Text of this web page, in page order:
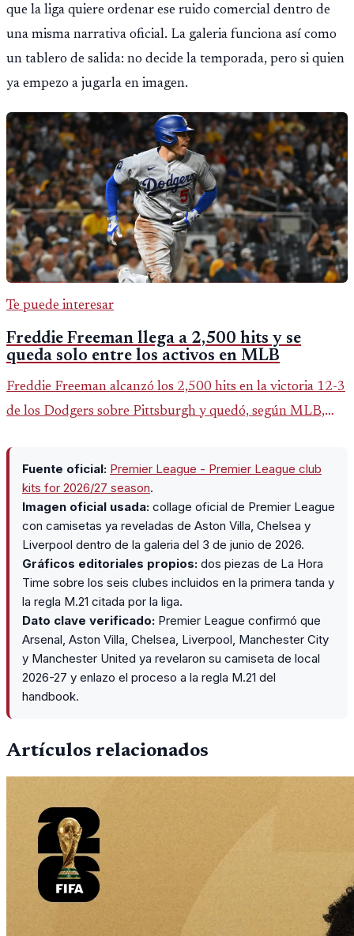
que la liga quiere ordenar ese ruido comercial dentro de
una misma narrativa oficial. La galeria funciona así como
un tablero de salida: no decide la temporada, pero si quien
ya empezo a jugarla en imagen.
Te puede interesar
Freddie Freeman llega a 2,500 hits y se
queda solo entre los activos en MLB
Freddie Freeman alcanzó los 2,500 hits en la victoria 12-3
de los Dodgers sobre Pittsburgh y quedó, según MLB,
Fuente oficial: Premier League - Premier League club
kits for 2026/27 season.
Imagen oficial usada: collage oficial de Premier League
con camisetas ya reveladas de Aston Villa, Chelsea y
Liverpool dentro de la galeria del 3 de junio de 2026.
Gráficos editoriales propios: dos piezas de La Hora
Time sobre los seis clubes incluidos en la primera tanda y
la regla M.21 citada por la liga.
Dato clave verificado: Premier League confirmó que
Arsenal, Aston Villa, Chelsea, Liverpool, Manchester City
y Manchester United ya revelaron su camiseta de local
2026-27 y enlazo el proceso a la regla M.21 del
handbook.
Artículos relacionados